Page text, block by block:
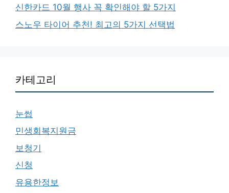
신한카드 10월 행사 꼭 확인해야 할 5가지
스노우 타이어 추천! 최고의 5가지 선택법
카테고리
눈썹
민생회복지원금
보청기
신청
유용한정보